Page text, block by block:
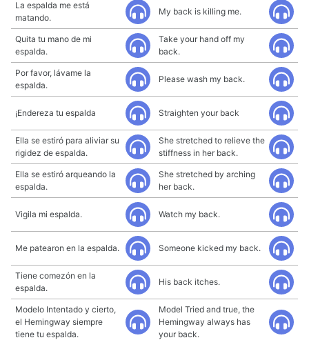
La espalda me está
matando.
My back is killing me.
Quita tu mano de mi
espalda.
Take your hand off my
back.
Por favor, lávame la
espalda.
Please wash my back.
¡Endereza tu espalda Straighten your back
Ella se estiró para aliviar su
rigidez de espalda.
She stretched to relieve the
stiffness in her back.
Ella se estiró arqueando la
espalda.
She stretched by arching
her back.
Vigila mi espalda. Watch my back.
Me patearon en la espalda. Someone kicked my back.
Tiene comezón en la
espalda.
His back itches.
Modelo Intentado y cierto,
el Hemingway siempre
tiene tu espalda.
Model Tried and true, the
Hemingway always has
your back.